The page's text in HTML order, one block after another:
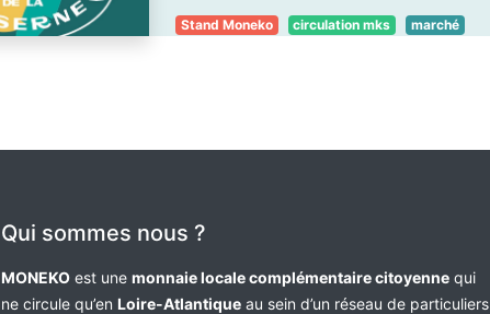
Stand Moneko circulation mks marché
Qui sommes nous ?
MONEKO est une monnaie locale complémentaire citoyenne qui
ne circule qu’en Loire-Atlantique au sein d’un réseau de particuliers